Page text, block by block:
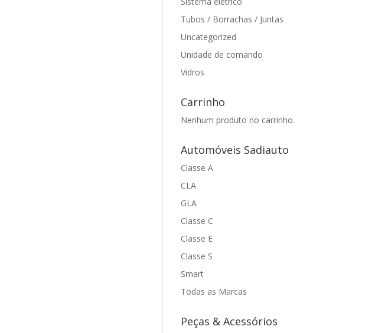
Tubos / Borrachas / Juntas
Uncategorized
Unidade de comando
Vidros
Carrinho
Nenhum produto no carrinho.
Automóveis Sadiauto
Classe A
CLA
GLA
Classe C
Classe E
Classe S
Smart
Todas as Marcas
Peças & Acessórios